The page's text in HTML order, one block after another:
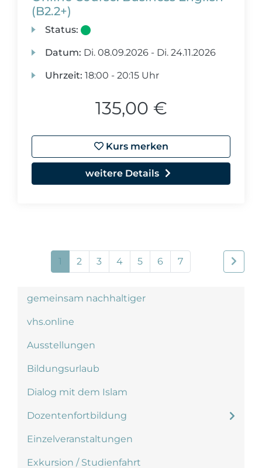
gemeinsam nachhaltiger
vhs.online
Ausstellungen
Bildungsurlaub
Dialog mit dem Islam
Dozentenfortbildung
Einzelveranstaltungen
Exkursion / Studienfahrt
(B2.2+)
Status:
Datum: Di. 08.09.2026 - Di. 24.11.2026
Uhrzeit: 18:00 - 20:15 Uhr
135,00 €
Kurs merken
weitere Details
1 2 3 4 5 6 7